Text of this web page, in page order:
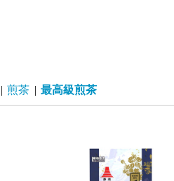
| 煎茶 | 最高級煎茶